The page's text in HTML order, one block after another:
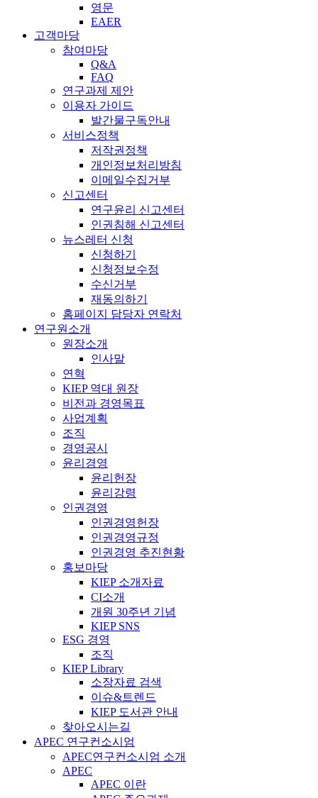
영문
EAER
고객마당
참여마당
Q&A
FAQ
연구과제 제안
이용자 가이드
발간물구독안내
서비스정책
저작권정책
개인정보처리방침
이메일수집거부
신고센터
연구윤리 신고센터
인권침해 신고센터
뉴스레터 신청
신청하기
신청정보수정
수신거부
재동의하기
홈페이지 담당자 연락처
연구원소개
원장소개
인사말
연혁
KIEP 역대 원장
비전과 경영목표
사업계획
조직
경영공시
윤리경영
윤리헌장
윤리강령
인권경영
인권경영헌장
인권경영규정
인권경영 추진현황
홍보마당
KIEP 소개자료
CI소개
개원 30주년 기념
KIEP SNS
ESG 경영
조직
KIEP Library
소장자료 검색
이슈&트렌드
KIEP 도서관 안내
찾아오시는길
APEC 연구컨소시엄
APEC연구컨소시엄 소개
APEC
APEC 이란